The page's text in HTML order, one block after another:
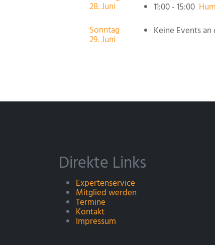
28. Juni 11:00 - 15:00
Sonntag
29. Juni
Keine Events
Direkte Links
Expertenservice
Mitglied werden
Termine
Kontakt
Impressum